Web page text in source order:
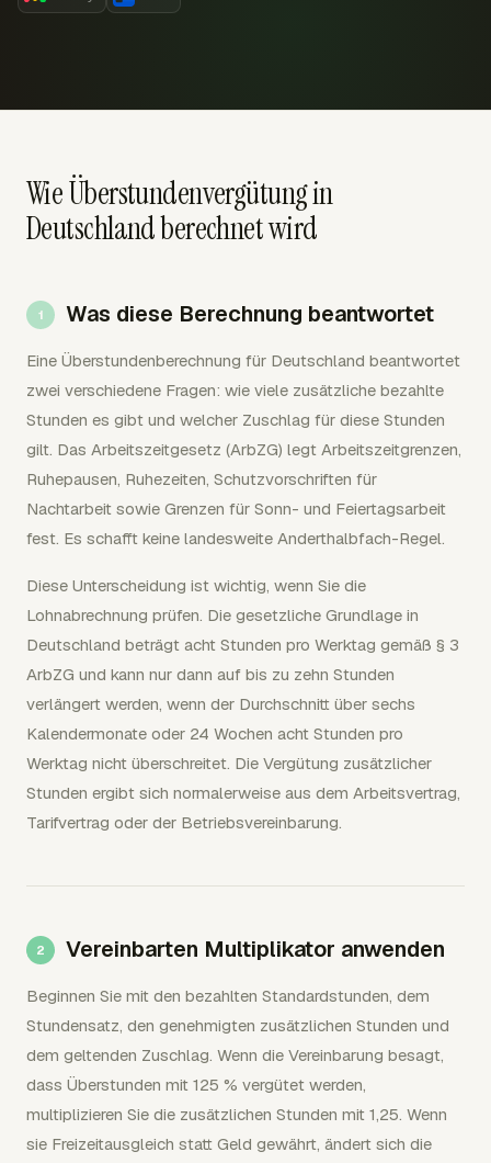
Wie Überstundenvergütung in
Deutschland berechnet wird
Was diese Berechnung beantwortet
Eine Überstundenberechnung für Deutschland beantwortet
zwei verschiedene Fragen: wie viele zusätzliche bezahlte
Stunden es gibt und welcher Zuschlag für diese Stunden
gilt. Das Arbeitszeitgesetz (ArbZG) legt Arbeitszeitgrenzen,
Ruhepausen, Ruhezeiten, Schutzvorschriften für
Nachtarbeit sowie Grenzen für Sonn- und Feiertagsarbeit
fest. Es schafft keine landesweite Anderthalbfach-Regel.
Diese Unterscheidung ist wichtig, wenn Sie die
Lohnabrechnung prüfen. Die gesetzliche Grundlage in
Deutschland beträgt acht Stunden pro Werktag gemäß § 3
ArbZG und kann nur dann auf bis zu zehn Stunden
verlängert werden, wenn der Durchschnitt über sechs
Kalendermonate oder 24 Wochen acht Stunden pro
Werktag nicht überschreitet. Die Vergütung zusätzlicher
Stunden ergibt sich normalerweise aus dem Arbeitsvertrag,
Tarifvertrag oder der Betriebsvereinbarung.
Vereinbarten Multiplikator anwenden
Beginnen Sie mit den bezahlten Standardstunden, dem
Stundensatz, den genehmigten zusätzlichen Stunden und
dem geltenden Zuschlag. Wenn die Vereinbarung besagt,
dass Überstunden mit 125 % vergütet werden,
multiplizieren Sie die zusätzlichen Stunden mit 1,25. Wenn
sie Freizeitausgleich statt Geld gewährt, ändert sich die